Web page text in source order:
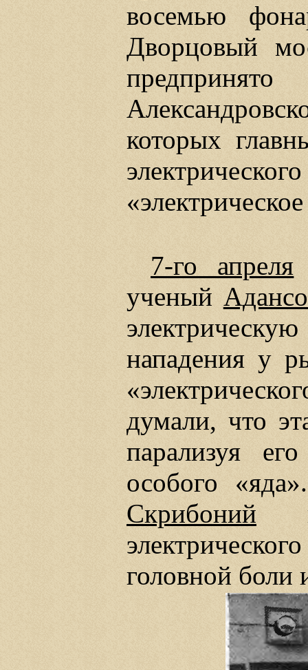
восемью
Дворцовый
которых
7-го апреля
ученый
нападения у
думали, что
парализуя
особого
Скрибоний в
головной боли